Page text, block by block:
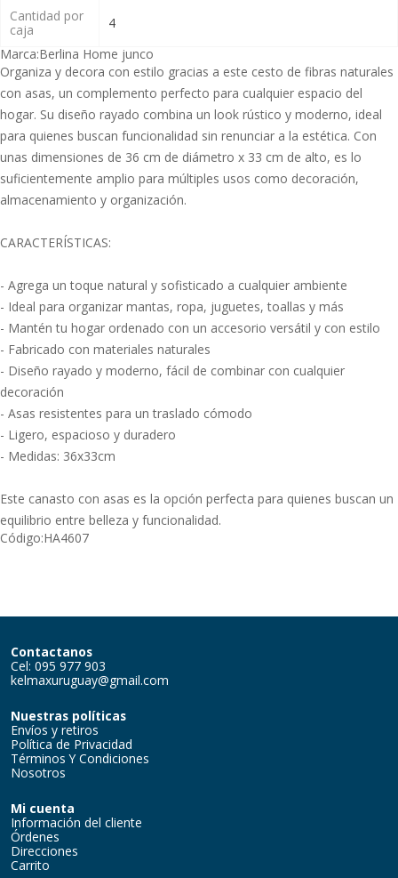
Cantidad por
caja
4
Marca:Berlina Home junco
Organiza y decora con estilo gracias a este cesto de fibras naturales
con asas, un complemento perfecto para cualquier espacio del
hogar. Su diseño rayado combina un look rústico y moderno, ideal
para quienes buscan funcionalidad sin renunciar a la estética. Con
unas dimensiones de 36 cm de diámetro x 33 cm de alto, es lo
suficientemente amplio para múltiples usos como decoración,
almacenamiento y organización.
CARACTERÍSTICAS:
- Agrega un toque natural y sofisticado a cualquier ambiente
- Ideal para organizar mantas, ropa, juguetes, toallas y más
- Mantén tu hogar ordenado con un accesorio versátil y con estilo
- Fabricado con materiales naturales
- Diseño rayado y moderno, fácil de combinar con cualquier
decoración
- Asas resistentes para un traslado cómodo
- Ligero, espacioso y duradero
- Medidas: 36x33cm
Este canasto con asas es la opción perfecta para quienes buscan un
equilibrio entre belleza y funcionalidad.
Código:HA4607
Contactanos
Cel: 095 977 903
kelmaxuruguay@gmail.com
Nuestras políticas
Envíos y retiros
Política de Privacidad
Términos Y Condiciones
Nosotros
Mi cuenta
Información del cliente
Órdenes
Direcciones
Carrito